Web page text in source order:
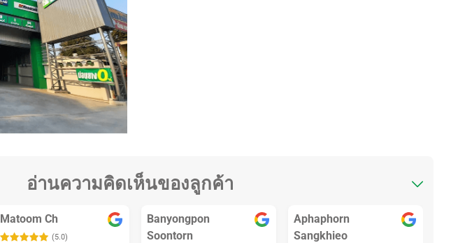
อ่านความคิดเห็นของลูกค้า
Matoom Ch
(5.0)
Banyongpon
Soontorn
Aphaphorn
Sangkhieo